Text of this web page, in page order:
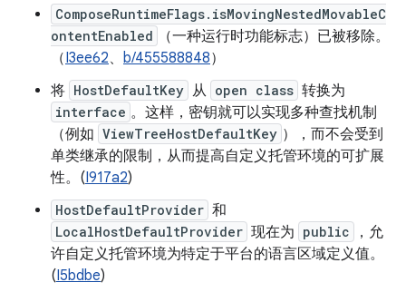
ComposeRuntimeFlags.isMovingNestedMovableC
ontentEnabled
（一种运行时功能标志）已被移除。
（I3ee62、 b/455588848）
将 HostDefaultKey 从 open class 转换为
interface 。这样，密钥就可以实现多种查找机制
（例如 ViewTreeHostDefaultKey ），而不会受到
单类继承的限制，从而提高自定义托管环境的可扩展
性。(I917a2)
HostDefaultProvider 和
LocalHostDefaultProvider 现在为 public
，允
许自定义托管环境为特定于平台的语言区域定义值。
(I5bdbe)